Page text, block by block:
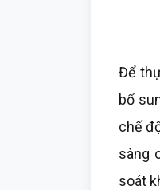
Để
bổ
chế
sàng
soát